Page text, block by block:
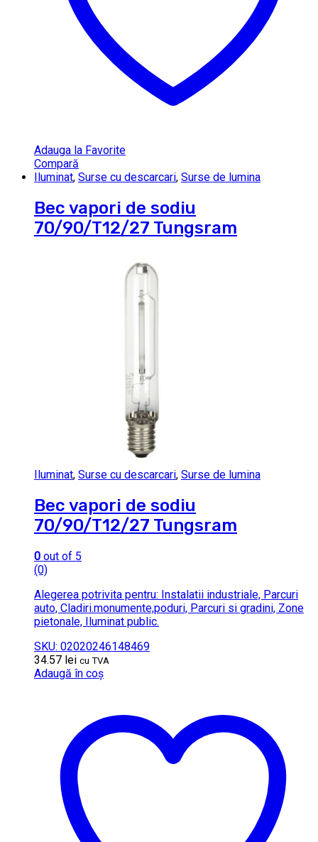
Adauga la Favorite
Compară
Iluminat, Surse cu descarcari, Surse de lumina
Bec vapori de sodiu
70/90/T12/27 Tungsram
Iluminat, Surse cu descarcari, Surse de lumina
Bec vapori de sodiu
70/90/T12/27 Tungsram
0 out of 5
(0)
Alegerea potrivita pentru: Instalatii industriale, Parcuri
auto, Cladiri.monumente,poduri, Parcuri si gradini, Zone
pietonale, Iluminat public.
SKU: 02020246148469
34.57 lei cu TVA
Adaugă în coș